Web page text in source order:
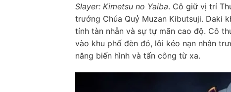
Slayer: Kimetsu no Yaiba. Cô giữ vị trí
trướng Chúa Quỷ Muzan Kibutsuji. Daki
tính tàn nhẫn và sự tự mãn cao độ. Cô
vào khu phố đèn đỏ, lôi kéo nạn nhân
năng biến hình và tấn công từ xa.